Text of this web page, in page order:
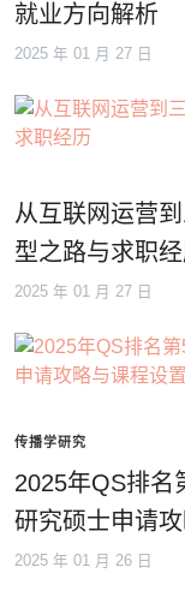
就业方向解析
2025 年 01 月 27 日
从互联网运营
型之路与求职
2025 年 01 月 27 日
传播学研究
2025年QS排名
研究硕士申请
2025 年 01 月 26 日